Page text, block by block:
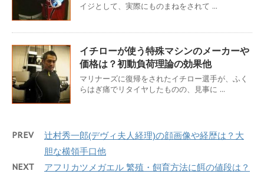
イジとして、実際にものまねをされて ...
イチローが使う特殊マシンのメーカーや
価格は？初動負荷理論の効果他
マリナーズに復帰をされたイチロー選手が、ふく
らはぎ痛でリタイヤしたものの、見事に ...
PREV
辻村秀一郎(デヴィ夫人経理)の顔画像や経歴は？大
胆な横領手口他
NEXT
アフリカツメガエル 繁殖・飼育方法に餌の値段は？